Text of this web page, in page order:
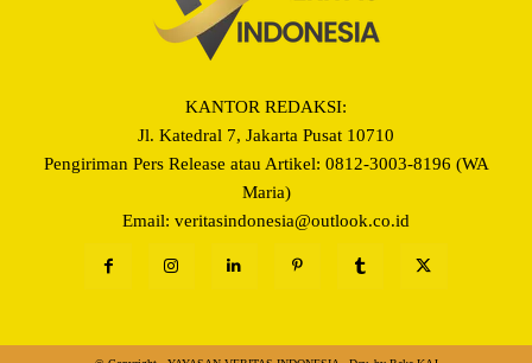
KANTOR REDAKSI:
Jl. Katedral 7, Jakarta Pusat 10710
Pengiriman Pers Release atau Artikel: 0812-3003-8196 (WA
Maria)
Email: veritasindonesia@outlook.co.id